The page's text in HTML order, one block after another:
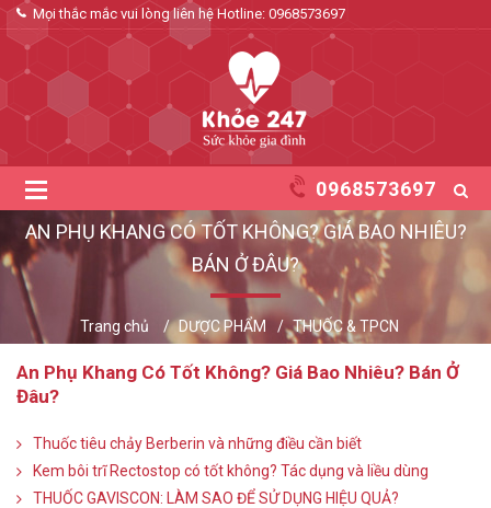
Mọi thắc mắc vui lòng liên hệ Hotline: 0968573697
0968573697
AN PHỤ KHANG CÓ TỐT KHÔNG? GIÁ BAO NHIÊU?
BÁN Ở ĐÂU?
Trang chủ DƯỢC PHẨM THUỐC & TPCN
An Phụ Khang Có Tốt Không? Giá Bao Nhiêu? Bán Ở
Đâu?
Thuốc tiêu chảy Berberin và những điều cần biết
Kem bôi trĩ Rectostop có tốt không? Tác dụng và liều dùng
THUỐC GAVISCON: LÀM SAO ĐỂ SỬ DỤNG HIỆU QUẢ?